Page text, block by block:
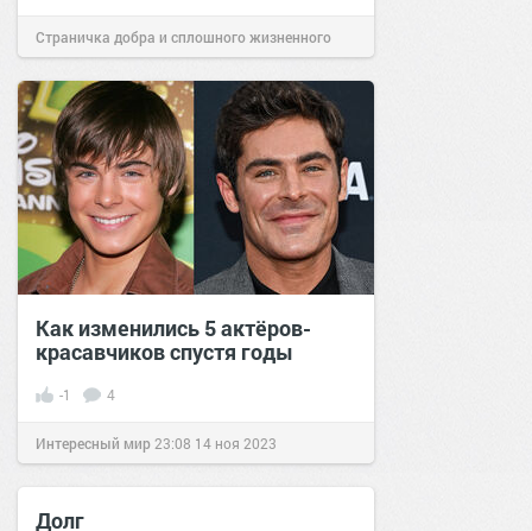
Страничка добра и сплошного жизненного
позитива!21:4024 окт 2025
Как изменились 5 актёров-
красавчиков спустя годы
-1 4
Интересный мир23:08 14 ноя 2023
Долг